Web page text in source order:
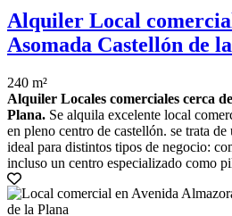
Alquiler Local
Asomada Castellón de
240 m²
Alquiler Locales comerciales cerca
Plana. Se alquila excelente local
en pleno centro de castellón. se trata
ideal para distintos tipos de negocio:
incluso un centro especializado como